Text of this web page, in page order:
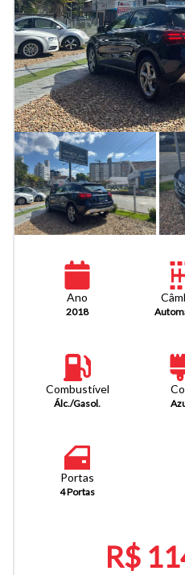
Ano
2018
Combustível
Álc./Gasol.
Portas
4 Portas
R$